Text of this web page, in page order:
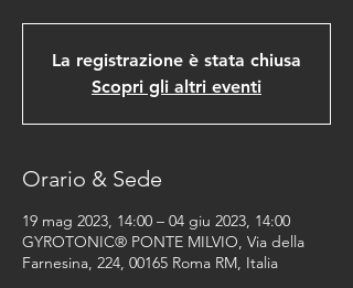
La registrazione è stata chiusa
Scopri gli altri eventi
Orario & Sede
19 mag 2023, 14:00 – 04 giu 2023, 14:00
GYROTONIC® PONTE MILVIO, Via della
Farnesina, 224, 00165 Roma RM, Italia